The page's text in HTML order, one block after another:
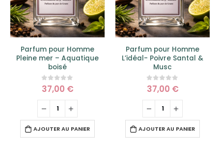
Parfum pour Homme
L’idéal- Poivre Santal &
Musc
0 sur 5
37,00
AJOUTER AU PANIER
Parfum pour Homme « Le
Merveilleux » Piment-
pamplemousse
0 sur 5
37,00
AJOUTER AU PANIER